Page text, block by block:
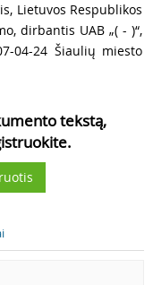
Lietuvos Respublikos
dirbantis UAB „( - )“,
04-24 Šiaulių miesto
tekstą,